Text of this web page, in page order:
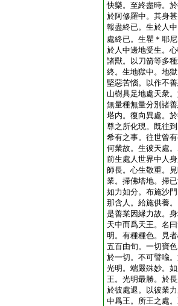
快樂。至終盡時。
於阿修羅中。其身
報盡終已。生於人
處終已。生瞿＊耶
於人中邊地受生。
諸獸。以刀箭等多
終。生地獄中。地
堅惡苦惱。以作不
山樹具足地處天衆
無量種無量分別諸
塔内。復向異處。
尊之所化現。既往
希有之事。往世曾
何業故。生彼天處
前生處人世界中人
師長。心生敬重。
業。掃佛塔地。掃
如力如分。布施沙
那含人。給施供養
是善業因縁力故。
天中而爲天王。名
明。有種種色。見
五百由旬。一切寶
於一切。不可譬喩
光明。端嚴殊妙。
王。光明最勝。於
於彼處退。以彼業
中爲王。所王之處